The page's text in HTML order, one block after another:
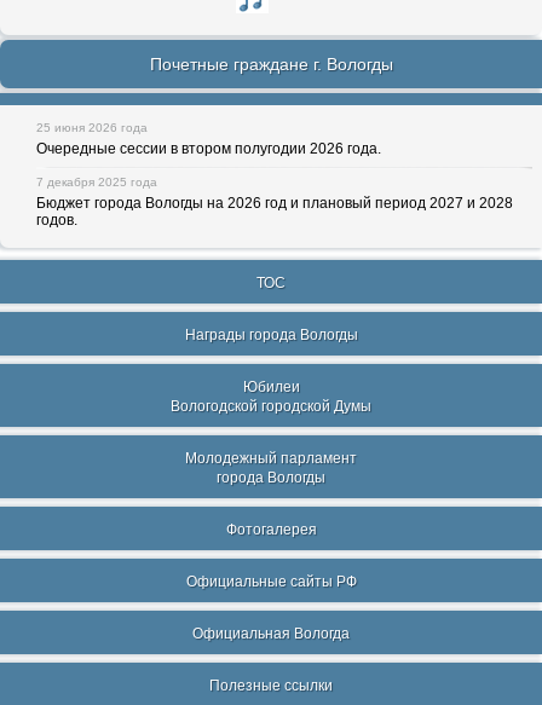
Почетные граждане г. Вологды
25 июня 2026 года
Очередные сессии в втором полугодии 2026 года.
7 декабря 2025 года
Бюджет города Вологды на 2026 год и плановый период 2027 и 2028
годов.
ТОС
Награды города Вологды
Юбилеи
Вологодской городской Думы
Молодежный парламент
города Вологды
Фотогалерея
Официальные сайты РФ
Официальная Вологда
Полезные ссылки